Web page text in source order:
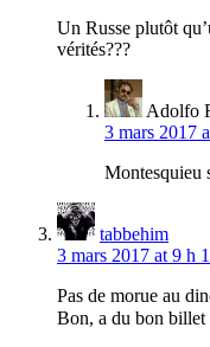
Un Russe plutôt
vérités???
Adolfo
3 mars 2017
Montesquieu
tabbehim
3 mars 2017 at 9 h
Pas de morue au
Bon, a du bon billet